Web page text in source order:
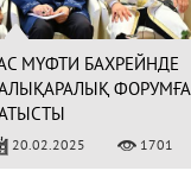
МҮФТИ БАХРЕЙНДЕ
ФОРУМҒА
20.02.2025 1701